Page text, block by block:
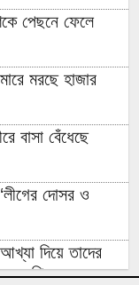
পেছনে ফেলে
মরছে হাজার
বাসা বেঁধেছে
দোসর ও
দিয়ে তাদের
এমপির